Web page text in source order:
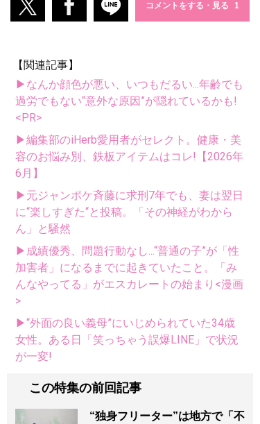
コメントをする・見る
【関連記事】
▶なんか顔色が悪い、いつもだるい...年齢でも
過労でもない“意外な原因”が隠れているかも!
<PR>
▶編集部のiHerb愛用者がセレクト。健康・美
容のお悩み別、鉄板アイテムはコレ!【2026年
6月】
▶元ジャンポケ斉藤に求刑7年でも、妻は翌日
に“楽しすぎた“と投稿。「その神経がわから
ん」と騒然
▶成績優秀、問題行動なし...“普通の子”が「性
加害者」になるまでに起きていたこと。「み
んなやってる」がエスカレートの始まり<漫画
>
▶“外面の良い義母”にいじめられていた34歳
女性。ある日「笑っちゃう誤爆LINE」で状況
が一変!
この特集の前回記事
“独身フリーター”は地方で「不